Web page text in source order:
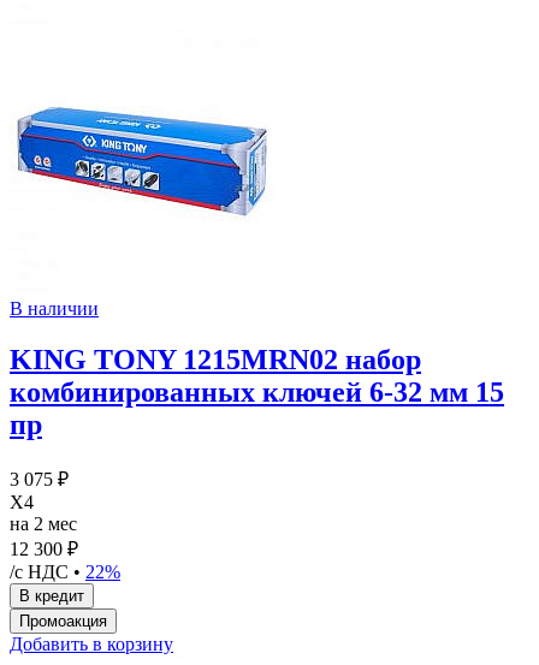
В наличии
KING TONY 1215MRN02 набор
комбинированных ключей 6-32 мм 15
пр
3 075 ₽
X4
на 2 мес
12 300 ₽
/с НДС • 22%
Добавить в корзину